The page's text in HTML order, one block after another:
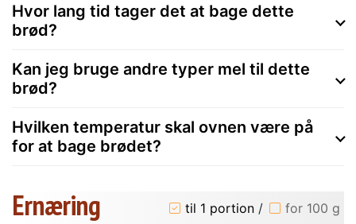
Hvor lang tid tager det at bage dette
brød?
Kan jeg bruge andre typer mel til dette
brød?
Hvilken temperatur skal ovnen være på
for at bage brødet?
Ernæring til 1 portion / for 100 g